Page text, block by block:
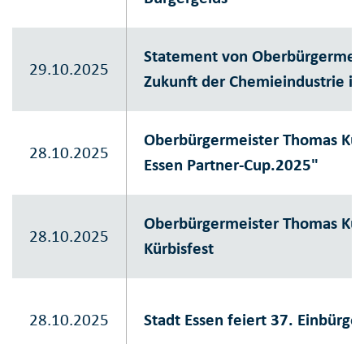
29.10.2025
Statement von
Zukunft der Chemieindustrie
28.10.2025
Oberbürgermeister Thomas
Essen Partner-Cup.2025"
28.10.2025
Oberbürgermeister Thomas
Kürbisfest
28.10.2025 Stadt Essen feiert 37.